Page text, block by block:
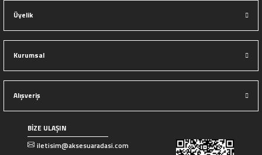
Üyelik
Kurumsal
Alışveriş
BİZE ULAŞIN
iletisim@aksesuaradasi.com